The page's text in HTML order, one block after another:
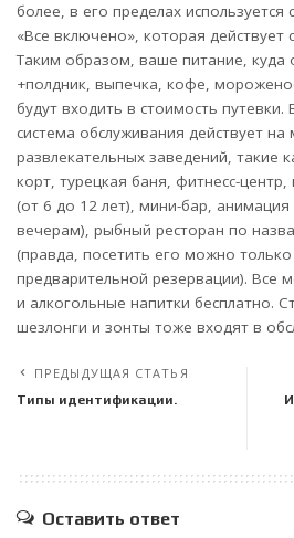
более, в его пределах используется
«Все включено», которая действует
Таким образом, ваше питание, куда
+полдник, выпечка, кофе,
будут входить в стоимость путевки.
система обслуживания действует
развлекательных заведений, такие
корт, турецкая баня, фитнесс-
(от 6 до 12 лет), мини-бар,
вечерам), рыбный ресторан по
(правда, посетить его можно
предварительной резервации). Все
и алкогольные напитки бесплатно.
шезлонги и зонты тоже входят в
ПРЕДЫДУЩАЯ СТАТЬЯ
Типы идентификации.
Оставить ответ